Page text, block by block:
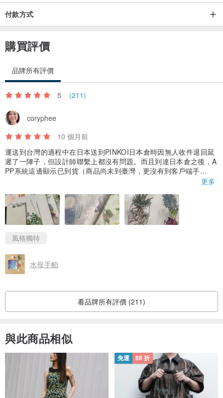
付款方式
購買評價
品牌所有評價
5 (211)
coryphee
10 個月前
運送到台灣的過程中在日本送到PINKOI日本倉時因無人收件退回延
遲了一陣子，但設計師聯繫上都沒有問題。而且到達日本倉之後，A
PP系統這邊顯示已到貨（商品尚未到臺灣，更沒有到客戶端手
輾轉過了半個月，順利收到了。就是時間上比預期的長了一些。商
品品質都不錯。
更多
風格獨特
水母手帕
看品牌所有評價 (211)
與此商品相似
免運 88 折